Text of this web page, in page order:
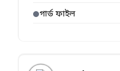
গার্ড ফাইল